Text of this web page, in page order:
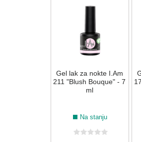
Gel lak za nokte I.Am
211 "Blush Bouque" - 7
ml
Na stanju